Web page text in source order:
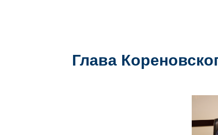
Глава